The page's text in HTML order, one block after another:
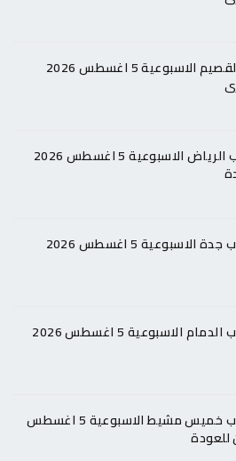
عروض نستو القصيم الاسبوعية 5 اغسطس 2026
عروض الدانوب الرياض الاسبوعية 5 اغسطس 2026
5 اغسطس 2026
الاسبوعية 5 اغسطس 2026
عروض الدانوب خميس مشيط الاسبوعية 5 اغسطس